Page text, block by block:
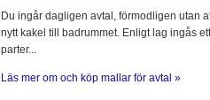
Du ingår dagligen avtal, förmodligen utan
nytt kakel till badrummet. Enligt lag ingås
parter...
Läs mer om och köp mallar för avtal »